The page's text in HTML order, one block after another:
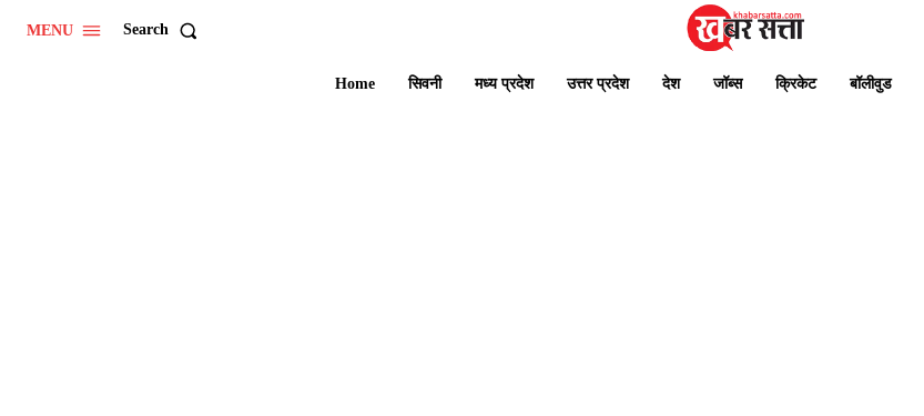
MENU Search
Home सिवनी मध्य प्रदेश उत्तर प्रदेश देश जॉब्स क्रिकेट बॉलीवुड